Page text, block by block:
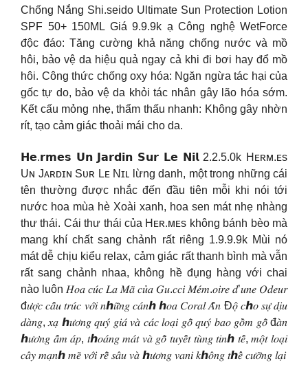
Chống Nắng Shi.seido Ultimate Sun Protection Lotion
SPF 50+ 150ML Giá 9.9.9k ạ Công nghệ WetForce
độc đáo: Tăng cường khả năng chống nước và mồ
hôi, bảo vệ da hiệu quả ngay cả khi đi bơi hay đổ mồ
hôi. Công thức chống oxy hóa: Ngăn ngừa tác hại của
gốc tự do, bảo vệ da khỏi tác nhân gây lão hóa sớm.
Kết cấu mỏng nhẹ, thẩm thấu nhanh: Không gây nhờn
rít, tạo cảm giác thoải mái cho da.
𝗛𝗲.𝗿𝗺𝗲𝘀 𝗨𝗻 𝗝𝗮𝗿𝗱𝗶𝗻 𝗦𝘂𝗿 𝗟𝗲 𝗡𝗶𝗹 2.2.5.0k Hᴇʀᴍ.ᴇs
Uɴ Jᴀʀᴅɪɴ Sᴜʀ Lᴇ Nɪʟ lừng danh, một trong những cái
tên thường được nhắc đến đầu tiên mỗi khi nói tới
nước hoa mùa hè Xoài xanh, hoa sen mát nhẹ nhàng
thư thái. Cái thư thái của Hᴇʀ.ᴍᴇs không bánh bèo mà
mang khí chất sang chảnh rất riêng 1.9.9.9k Mùi nó
mát dễ chịu kiểu relax, cảm giác rất thanh bình mà vẫn
rất sang chảnh nhaa, không hề đụng hàng với chai
nào luôn 𝐻𝑜𝑎 𝑐𝑢́𝑐 𝐿𝑎 𝑀𝑎̃ 𝑐𝑢̉𝑎 𝐺𝑢.𝑐𝑐𝑖 𝑀𝑒́𝑚.𝑜𝑖𝑟𝑒 𝑑’𝑢𝑛𝑒 𝑂𝑑𝑒𝑢𝑟
đ𝑢̛𝑜̛̣𝑐 𝑐𝑎̂́𝑢 𝑡𝑟𝑢́𝑐 𝑣𝑜̛́𝑖 𝑛ℎ𝑢̛̃𝑛𝑔 𝑐𝑎́𝑛ℎ ℎ𝑜𝑎 𝐶𝑜𝑟𝑎𝑙 𝐴̂́𝑛 Đ𝑜̣̂ 𝑐ℎ𝑜 𝑠𝑢̛̣ 𝑑𝑖̣𝑢
𝑑𝑎̀𝑛𝑔, 𝑥𝑎̣ ℎ𝑢̛𝑜̛𝑛𝑔 𝑞𝑢𝑦́ 𝑔𝑖𝑎́ 𝑣𝑎̀ 𝑐𝑎́𝑐 𝑙𝑜𝑎̣𝑖 𝑔𝑜̂̃ 𝑞𝑢𝑦́ 𝑏𝑎𝑜 𝑔𝑜̂̀𝑚 𝑔𝑜̂̃ đ𝑎̀𝑛
ℎ𝑢̛𝑜̛𝑛𝑔 𝑎̂́𝑚 𝑎́𝑝, 𝑡ℎ𝑜𝑎́𝑛𝑔 𝑚𝑎́𝑡 𝑣𝑎̀ 𝑔𝑜̂̃ 𝑡𝑢𝑦𝑒̂́𝑡 𝑡𝑢̀𝑛𝑔 𝑡𝑖𝑛ℎ 𝑡𝑒̂́, 𝑚𝑜̣̂𝑡 𝑙𝑜𝑎̣𝑖
𝑐𝑎̂𝑦 𝑚𝑎̣𝑛ℎ 𝑚𝑒̃ 𝑣𝑜̛́𝑖 𝑟𝑒̂̃ 𝑠𝑎̂𝑢 𝑣𝑎̀ ℎ𝑢̛𝑜̛𝑛𝑔 𝑣𝑎𝑛𝑖 𝑘ℎ𝑜̂𝑛𝑔 𝑡ℎ𝑒̂̉ 𝑐𝑢̛𝑜̛̃𝑛𝑔 𝑙𝑎̣𝑖